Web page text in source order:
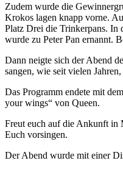
Zudem wurde die
Krokos lagen knapp vorne.
Platz Drei die Trinkerpans. In
wurde zu Peter Pan ernannt.
Dann neigte sich der Abend
sangen, wie seit vielen
Das Programm endete mit
your wings“ von Queen.
Freut euch auf die Ankunft in
Euch vorsingen.
Der Abend wurde mit einer